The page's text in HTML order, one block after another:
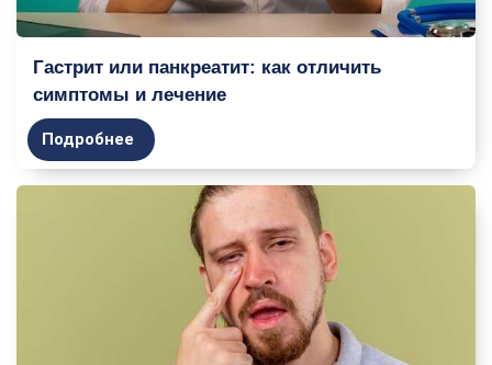
Гастрит или панкреатит: как отличить
симптомы и лечение
Подробнее